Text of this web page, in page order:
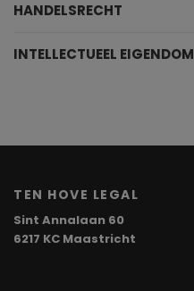
HANDELSRECHT
INTELLECTUEEL EIGENDOM
TEN HOVE LEGAL
Sint Annalaan 60
6217 KC Maastricht